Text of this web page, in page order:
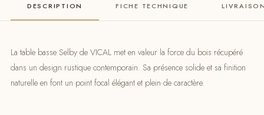
DESCRIPTION FICHE TECHNIQUE
La table basse Selby de VICAL met en valeur la force du bois récupéré
dans un design rustique contemporain. Sa présence solide et sa finition
naturelle en font un point focal élégant et plein de caractère.